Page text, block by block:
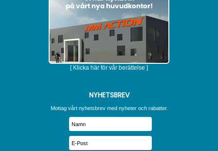
[ Klicka här för vår berättelse ]
NYHETSBREV
Mottag vårt nyhetsbrev med nyheter och rabatter.